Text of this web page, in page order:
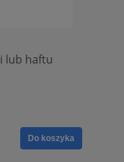
lub haftu
Do koszyka